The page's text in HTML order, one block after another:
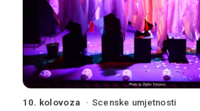
10. kolovoza Scenske umjetnosti